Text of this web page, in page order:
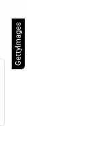
GettyImages